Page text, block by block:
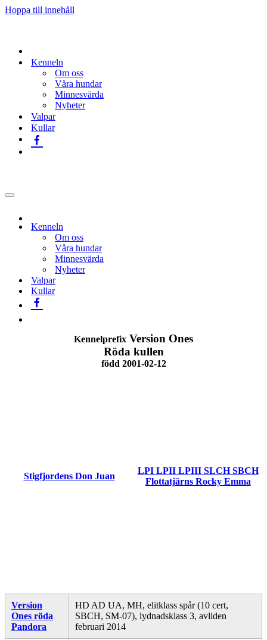
Hoppa till innehåll
Kenneln
Om oss
Våra hundar
Minnesvärda
Nyheter
Valpar
Kullar
Navigeringsmeny
Kenneln
Om oss
Våra hundar
Minnesvärda
Nyheter
Valpar
Kullar
Kennelprefix Version Ones
Röda kullen
född 2001-02-12
Stigfjordens Don Juan
LPI LPII LPIII SLCH SBCH
Flottatjärns Rocky Emma
Version
Ones röda
Pandora
HD AD UA, MH, elitklass spår (10 cert,
SBCH, SM-07), lydnadsklass 3, avliden
februari 2014